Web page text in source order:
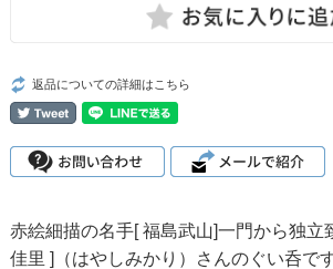
返品についての詳細はこちら
赤絵細描の名手[福島武山]一門から独
佳里 ]（はやしみかり）さんのぐい呑で